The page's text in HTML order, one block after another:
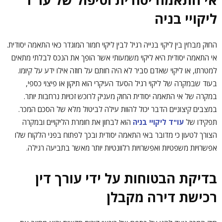
ליקויי בניה
החוק מבחין בין ליקוי בנייה רגיל לבין ליקוי חמור המוגדר כאי התאמה יסודית.
אי התאמה יסודית היא ליקוי משמעותי אשר הופך את הנכס לבלתי מתאים
למטרתו, או ליקוי שאדם סביר לא היה חותם על חוזה אילו ידע על קיומו.
בעוד שבמקרה של ליקוי רגיל הסעד העיקרי הוא תיקון או פיצוי כספי,
במקרה של אי התאמה יסודית החוק מעניק לרוכש זכויות נרחבות יותר.
במצבים קיצוניים הדבר יכול להוות עילה לביטול מלא של הסכם המכר.
תפקידו של עו"ד ליקויי בניה הוא לבחון את חומרת הליקויים ובמקרה
הצורך לטעון כי מדובר באי התאמה יסודית ובכך לפתוח בפני הלקוח שלו
אפשרויות משפטיות ואפשרויות רלוונטיות יותר מאשר בתביעה רגילה.
בדיקת הבטוחות על ידי עורך דין
רכישת דירה מקבלן